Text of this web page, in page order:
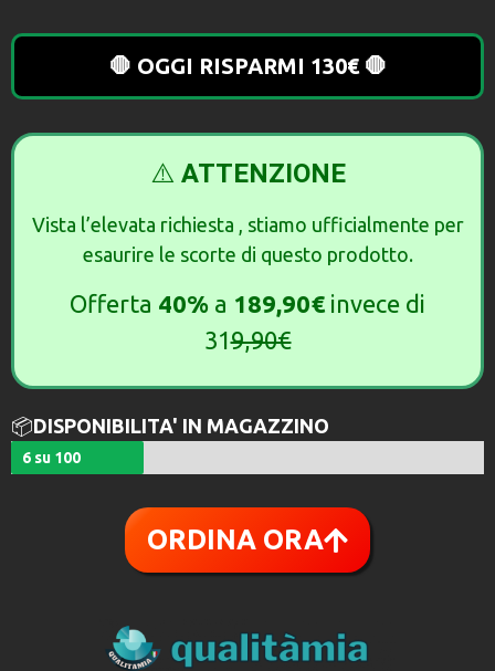
🛑 OGGI RISPARMI 130€ 🛑
⚠️ ATTENZIONE
Vista l’elevata richiesta , stiamo ufficialmente per
esaurire le scorte di questo prodotto.
Offerta 40% a 189,90€ invece di
319,90€
📦DISPONIBILITA' IN MAGAZZINO
6 su 100
ORDINA ORA